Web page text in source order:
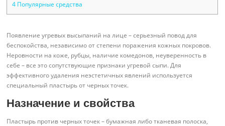
4 Популярные средства
Появление угревых высыпаний на лице – серьезный повод для
беспокойства, независимо от степени поражения кожных покровов.
Неровности на коже, рубцы, наличие комедонов, неуверенность в
себе – все это сопутствующие признаки угревой сыпи. Для
эффективного удаления неэстетичных явлений используется
специальный пластырь от черных точек.
Назначение и свойства
Пластырь против черных точек – бумажная либо тканевая полоска,